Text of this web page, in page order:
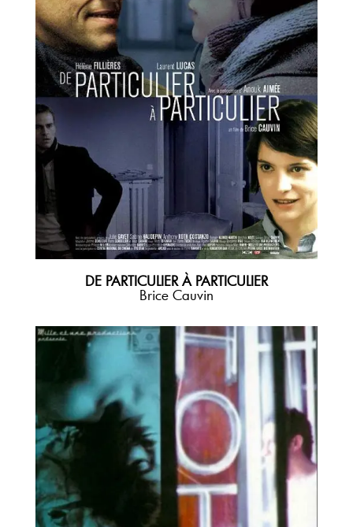
DE PARTICULIER À PARTICULIER
Brice Cauvin